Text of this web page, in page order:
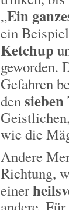
„Ein
ein
Ketchup
geworden.
Gefahren
densieben
wie die
Andere
Richtung,
einer